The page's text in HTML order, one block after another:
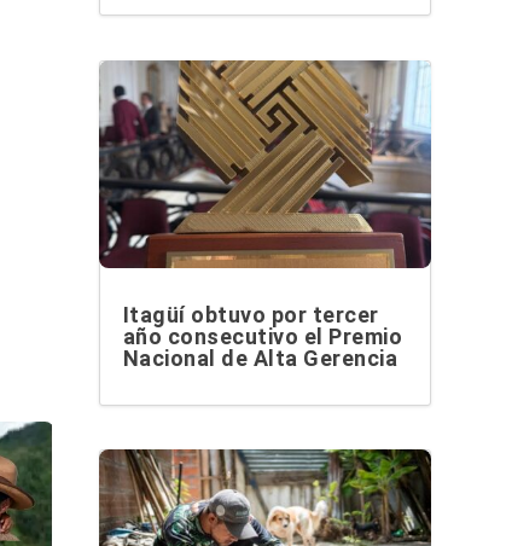
Itagüí obtuvo por tercer
año consecutivo el Premio
Nacional de Alta Gerencia